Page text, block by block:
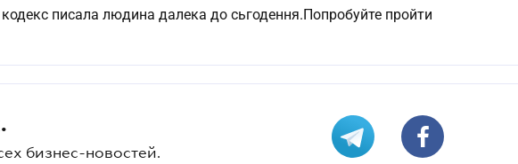
писала людина далека до сьгодення.Попробуйте пройти
бизнес-новостей.